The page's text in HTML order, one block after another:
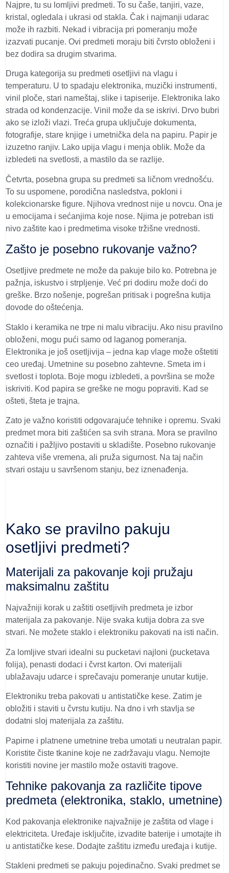
Najpre, tu su lomljivi predmeti. To su čaše, tanjiri, vaze,
kristal, ogledala i ukrasi od stakla. Čak i najmanji udarac
može ih razbiti. Nekad i vibracija pri pomeranju može
izazvati pucanje. Ovi predmeti moraju biti čvrsto obloženi i
bez dodira sa drugim stvarima.
Druga kategorija su predmeti osetljivi na vlagu i
temperaturu. U to spadaju elektronika, muzički instrumenti,
vinil ploče, stari nameštaj, slike i tapiserije. Elektronika lako
strada od kondenzacije. Vinil može da se iskrivi. Drvo bubri
ako se izloži vlazi. Treća grupa uključuje dokumenta,
fotografije, stare knjige i umetnička dela na papiru. Papir je
izuzetno ranjiv. Lako upija vlagu i menja oblik. Može da
izbledeti na svetlosti, a mastilo da se razlije.
Četvrta, posebna grupa su predmeti sa ličnom vrednošću.
To su uspomene, porodična nasledstva, pokloni i
kolekcionarske figure. Njihova vrednost nije u novcu. Ona je
u emocijama i sećanjima koje nose. Njima je potreban isti
nivo zaštite kao i predmetima visoke tržišne vrednosti.
Zašto je posebno rukovanje važno?
Osetljive predmete ne može da pakuje bilo ko. Potrebna je
pažnja, iskustvo i strpljenje. Već pri dodiru može doći do
greške. Brzo nošenje, pogrešan pritisak i pogrešna kutija
dovode do oštećenja.
Staklo i keramika ne trpe ni malu vibraciju. Ako nisu pravilno
obloženi, mogu pući samo od laganog pomeranja.
Elektronika je još osetljivija – jedna kap vlage može oštetiti
ceo uređaj. Umetnine su posebno zahtevne. Smeta im i
svetlost i toplota. Boje mogu izbledeti, a površina se može
iskriviti. Kod papira se greške ne mogu popraviti. Kad se
ošteti, šteta je trajna.
Zato je važno koristiti odgovarajuće tehnike i opremu. Svaki
predmet mora biti zaštićen sa svih strana. Mora se pravilno
označiti i pažljivo postaviti u skladište. Posebno rukovanje
zahteva više vremena, ali pruža sigurnost. Na taj način
stvari ostaju u savršenom stanju, bez iznenađenja.
Kako se pravilno pakuju
osetljivi predmeti?
Materijali za pakovanje koji pružaju
maksimalnu zaštitu
Najvažniji korak u zaštiti osetljivih predmeta je izbor
materijala za pakovanje. Nije svaka kutija dobra za sve
stvari. Ne možete staklo i elektroniku pakovati na isti način.
Za lomljive stvari idealni su pucketavi najloni (pucketava
folija), penasti dodaci i čvrst karton. Ovi materijali
ublažavaju udarce i sprečavaju pomeranje unutar kutije.
Elektroniku treba pakovati u antistatičke kese. Zatim je
obložiti i staviti u čvrstu kutiju. Na dno i vrh stavlja se
dodatni sloj materijala za zaštitu.
Papirne i platnene umetnine treba umotati u neutralan papir.
Koristite čiste tkanine koje ne zadržavaju vlagu. Nemojte
koristiti novine jer mastilo može ostaviti tragove.
Tehnike pakovanja za različite tipove
predmeta (elektronika, staklo, umetnine)
Kod pakovanja elektronike najvažnije je zaštita od vlage i
elektriciteta. Uređaje isključite, izvadite baterije i umotajte ih
u antistatičke kese. Dodajte zaštitu između uređaja i kutije.
Stakleni predmeti se pakuju pojedinačno. Svaki predmet se